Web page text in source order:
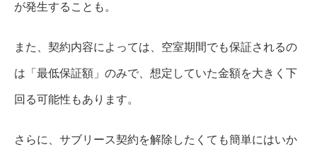
が発生することも。
また、契約内容によっては、空室期間でも保証されるの
は「最低保証額」のみで、想定していた金額を大きく下
回る可能性もあります。
さらに、サブリース契約を解除したくても簡単にはいか